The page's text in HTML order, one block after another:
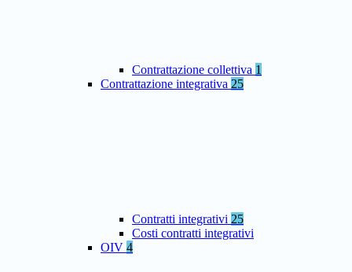
Contrattazione collettiva 1
Contrattazione integrativa 25
Contratti integrativi 25
Costi contratti integrativi
OIV 4